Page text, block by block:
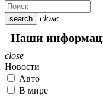
search close
Наши
close
Новости
Авто
В мире